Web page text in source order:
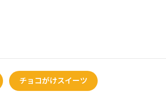
チョコがけスイーツ